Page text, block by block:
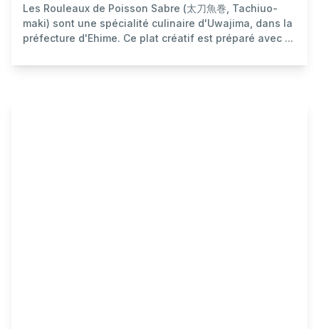
Les Rouleaux de Poisson Sabre (太刀魚巻, Tachiuo-
maki) sont une spécialité culinaire d'Uwajima, dans la
préfecture d'Ehime. Ce plat créatif est préparé avec ...